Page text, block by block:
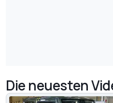
Die neuesten